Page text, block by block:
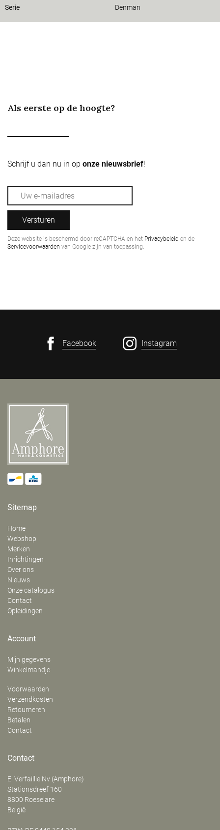
Serie Denman
Als eerste op de hoogte?
Schrijf u dan nu in op onze nieuwsbrief!
Versturen
Deze website is beschermd door reCAPTCHA en het Privacybeleid en de
Servicevoorwaarden van Google zijn van toepassing.
Facebook Instagram
Sitemap
Home
Webshop
Merken
Inrichtingen
Over ons
Nieuws
Onze catalogus
Contact
Opleidingen
Account
Mijn gegevens
Winkelmandje
Voorwaarden
Verzendkosten
Retourneren
Betalen
Contact
Contact
E. Verfaillie Nv (Amphore)
‍Stationsdreef 160
8800 Roeselare
België